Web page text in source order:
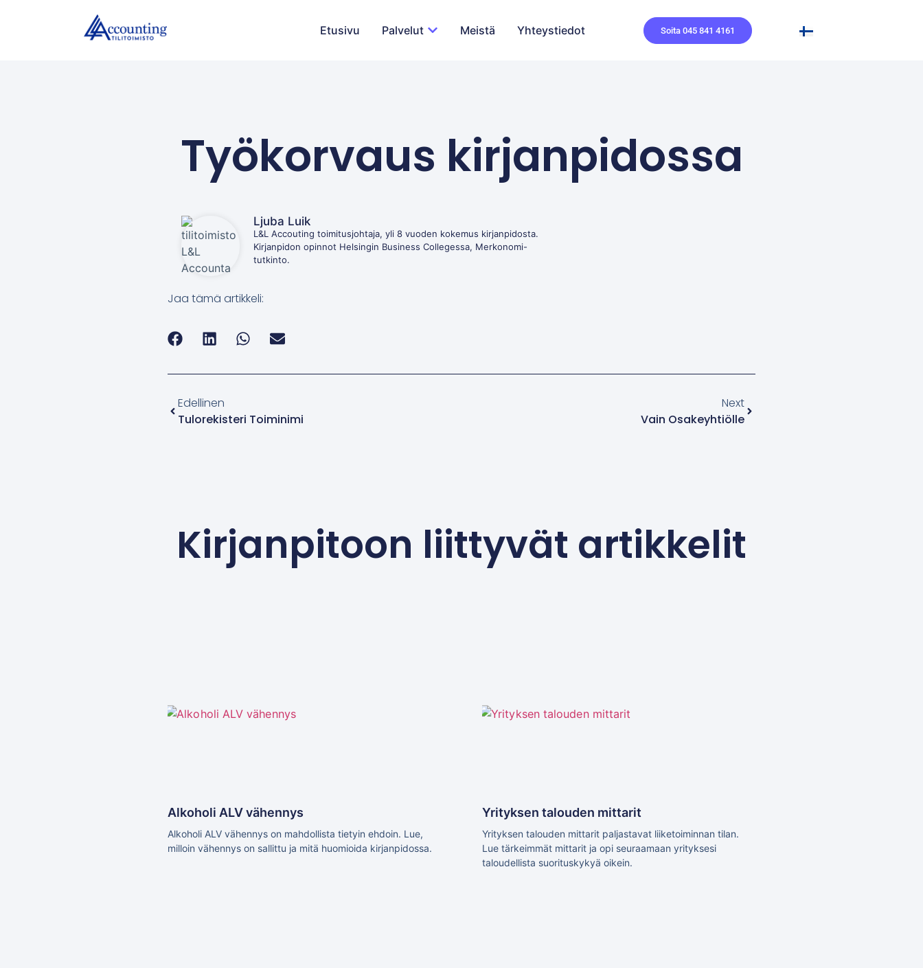
Etusivu Palvelut Meistä Yhteystiedot Soita 045 841 4161
Työkorvaus kirjanpidossa
Ljuba Luik
L&L Accouting toimitusjohtaja, yli 8 vuoden kokemus kirjanpidosta.
Kirjanpidon opinnot Helsingin Business Collegessa, Merkonomi-
tutkinto.
Jaa tämä artikkeli:
Edellinen
Tulorekisteri Toiminimi
Next
Vain Osakeyhtiölle
Kirjanpitoon liittyvät artikkelit
Alkoholi ALV vähennys
Alkoholi ALV vähennys on mahdollista tietyin ehdoin. Lue,
milloin vähennys on sallittu ja mitä huomioida kirjanpidossa.
Yrityksen talouden mittarit
Yrityksen talouden mittarit paljastavat liiketoiminnan tilan.
Lue tärkeimmät mittarit ja opi seuraamaan yrityksesi
taloudellista suorituskykyä oikein.